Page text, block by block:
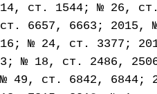
ст. 1544; № 26,
6657, 6663; 2015,
№ 24, ст. 3377;
№ 18, ст. 2486,
49, ст. 6842, 6844;